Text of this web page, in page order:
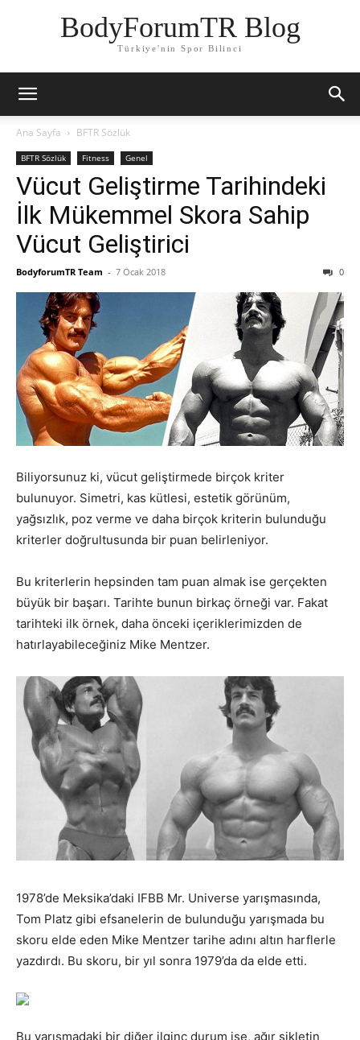
BodyForumTR Blog
Türkiye'nin Spor Bilinci
Ana Sayfa BFTR Sözlük
BFTR Sözlük Fitness Genel
Vücut Geliştirme Tarihindeki
İlk Mükemmel Skora Sahip
Vücut Geliştirici
BodyforumTR Team - 7 Ocak 2018 0
Biliyorsunuz ki, vücut geliştirmede birçok kriter
bulunuyor. Simetri, kas kütlesi, estetik görünüm,
yağsızlık, poz verme ve daha birçok kriterin bulunduğu
kriterler doğrultusunda bir puan belirleniyor.
Bu kriterlerin hepsinden tam puan almak ise gerçekten
büyük bir başarı. Tarihte bunun birkaç örneği var. Fakat
tarihteki ilk örnek, daha önceki içeriklerimizden de
hatırlayabileceğiniz Mike Mentzer.
1978’de Meksika’daki IFBB Mr. Universe yarışmasında,
Tom Platz gibi efsanelerin de bulunduğu yarışmada bu
skoru elde eden Mike Mentzer tarihe adını altın harflerle
yazdırdı. Bu skoru, bir yıl sonra 1979’da da elde etti.
Bu yarışmadaki bir diğer ilginç durum ise, ağır sikletin